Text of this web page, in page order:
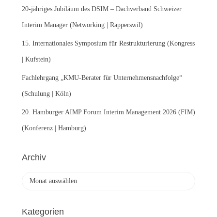
:
20-jähriges Jubiläum des DSIM – Dachverband Schweizer
Interim Manager (Networking | Rapperswil)
15. Internationales Symposium für Restrukturierung (Kongress
| Kufstein)
Fachlehrgang „KMU-Berater für Unternehmensnachfolge“
(Schulung | Köln)
20. Hamburger AIMP Forum Interim Management 2026 (FIM)
(Konferenz | Hamburg)
Archiv
h
Kategorien